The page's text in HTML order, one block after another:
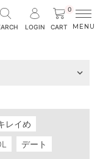
LOGIN
0
CART
レイめ
デート